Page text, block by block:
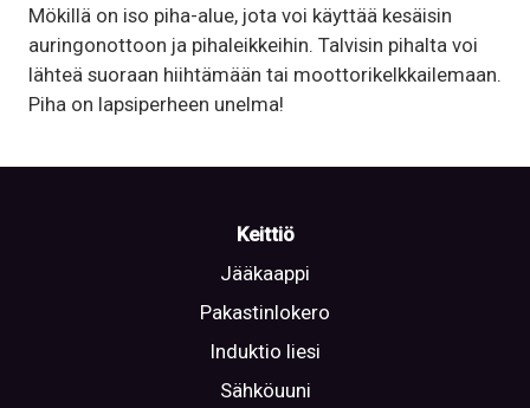
Mökillä on iso piha-alue, jota voi käyttää kesäisin
auringonottoon ja pihaleikkeihin. Talvisin pihalta voi
lähteä suoraan hiihtämään tai moottorikelkkailemaan.
Piha on lapsiperheen unelma!
Keittiö
Jääkaappi
Pakastinlokero
Induktio liesi
Sähköuuni